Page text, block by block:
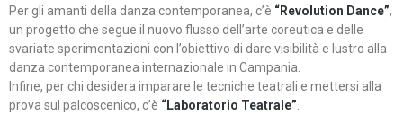
Per gli amanti della danza contemporanea, c’è “Revolution Dance”,
un progetto che segue il nuovo flusso dell’arte coreutica e delle
svariate sperimentazioni con l’obiettivo di dare visibilità e lustro alla
danza contemporanea internazionale in Campania.
Infine, per chi desidera imparare le tecniche teatrali e mettersi alla
prova sul palcoscenico, c’è “Laboratorio Teatrale”